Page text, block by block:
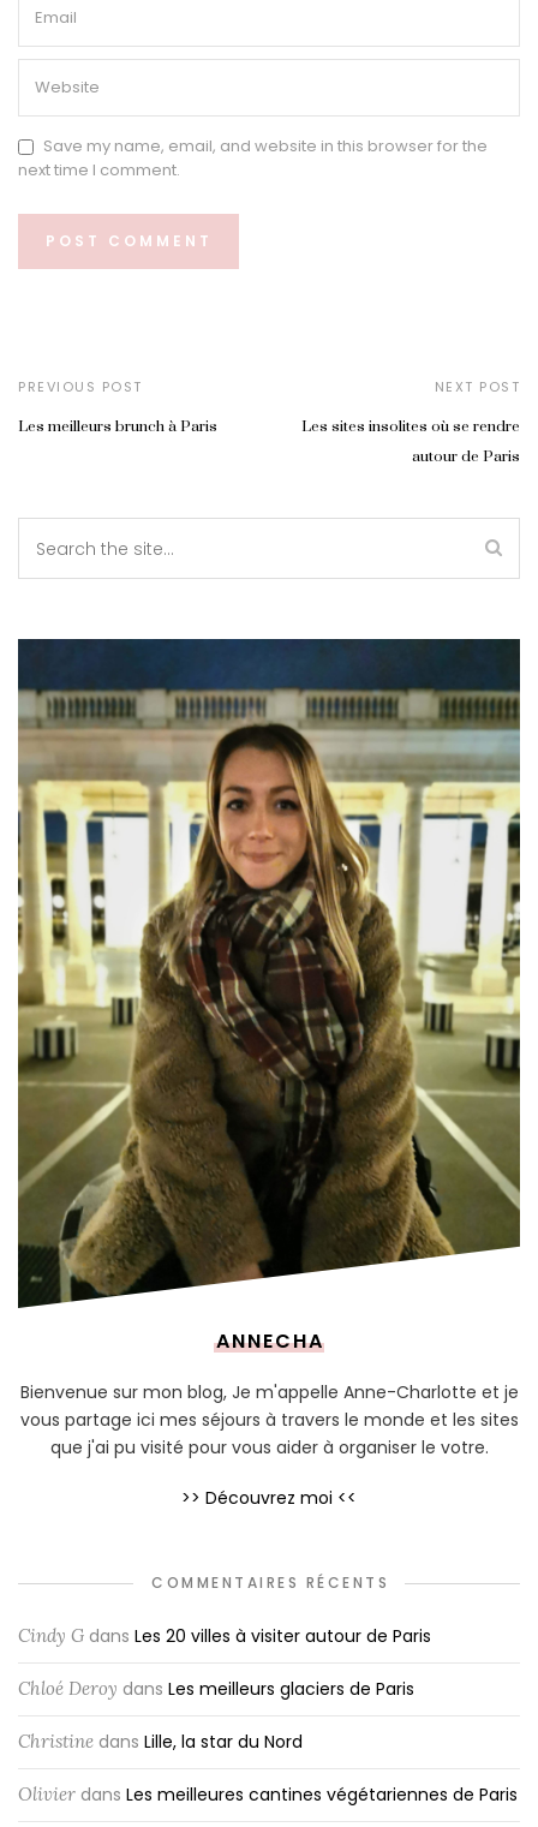
Save my name, email, and website in this browser for the
next time I comment.
PREVIOUS POST
Les meilleurs brunch à Paris
NEXT POST
Les sites insolites où se rendre
autour de Paris
ANNECHA
Bienvenue sur mon blog, Je m'appelle Anne-Charlotte et je
vous partage ici mes séjours à travers le monde et les sites
que j'ai pu visité pour vous aider à organiser le votre.
>> Découvrez moi <<
COMMENTAIRES RÉCENTS
Cindy G dans Les 20 villes à visiter autour de Paris
Chloé Deroy dans Les meilleurs glaciers de Paris
Christine dans Lille, la star du Nord
Olivier dans Les meilleures cantines végétariennes de Paris